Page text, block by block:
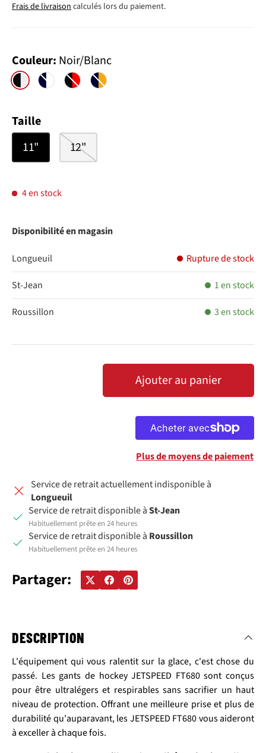
Frais de livraisoncalculés lors du paiement.
Couleur: Noir/Blanc
Noir/BlancMarine/BlancNoir/RougeMarine/Sunflower
Taille
11"
12"
4 en stock
Disponibilité en magasin
Longueuil Rupture de stock
St-Jean 1 en stock
Roussillon 3 en stock
DIMINUER LA QUANTITÉ
AUGMENTER LA QUANTITÉ
Ajouter au panier
Plus de moyens de paiement
Service de retrait actuellement indisponible à
Longueuil
Service de retrait disponible àSt-Jean
Habituellement prête en 24 heures
Service de retrait disponible à Roussillon
Habituellement prête en 24 heures
Partager:
DESCRIPTION
L'équipement qui vous ralentit sur la glace, c'est chose du
passé. Les gants de hockey JETSPEED FT680 sont conçus
pour être ultralégers et respirables sans sacrifier un haut
niveau de protection. Offrant une meilleure prise et plus de
durabilité qu'auparavant, les JETSPEED FT680 vous aideront
à exceller à chaque fois.